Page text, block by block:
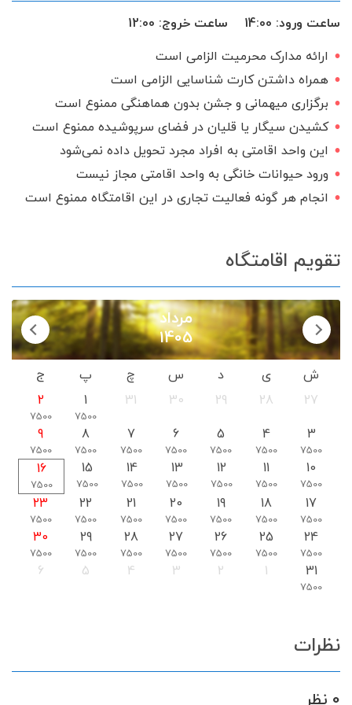
ساعت ورود: 14:00 ساعت خروج: 12:00
ارائه مدارک محرمیت الزامی است
همراه داشتن کارت شناسایی الزامی است
برگزاری میهمانی و جشن بدون هماهنگی ممنوع است
کشیدن سیگار یا قلیان در فضای سرپوشیده ممنوع است
این واحد اقامتی به افراد مجرد تحویل داده نمی‌شود
ورود حیوانات خانگی به واحد اقامتی مجاز نیست
انجام هر گونه فعالیت تجاری در این اقامتگاه ممنوع است
تقویم اقامتگاه
مرداد
1405
ش ی د س چ پ
ج
27
28
29
30
31
1
7500
2
7500
3
7500
4
7500
5
7500
6
7500
7
7500
8
7500
9
7500
10
7500
11
7500
12
7500
13
7500
14
7500
15
7500
16
7500
17
7500
18
7500
19
7500
20
7500
21
7500
22
7500
23
7500
24
7500
25
7500
26
7500
27
7500
28
7500
29
7500
30
7500
31
7500
1
2
3
4
5
6
نظرات